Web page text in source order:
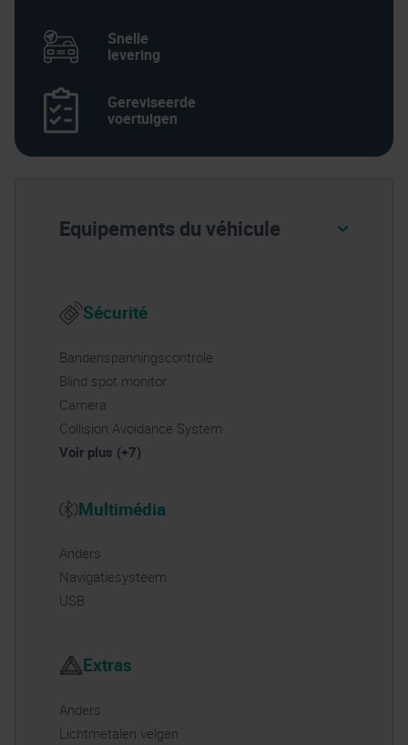
Snelle
levering
Gereviseerde
voertuigen
Equipements du véhicule
Sécurité
Bandenspanningscontrole
Blind spot monitor
Camera
Collision Avoidance System
Voir plus (+7)
Multimédia
Anders
Navigatiesysteem
USB
Extras
Anders
Lichtmetalen velgen